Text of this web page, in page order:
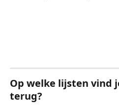
Op welke lijsten vind
terug?